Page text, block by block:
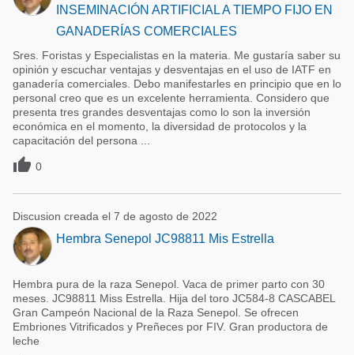
INSEMINACIÓN ARTIFICIAL A TIEMPO FIJO EN
GANADERÍAS COMERCIALES
Sres. Foristas y Especialistas en la materia. Me gustaría saber su
opinión y escuchar ventajas y desventajas en el uso de IATF en
ganadería comerciales. Debo manifestarles en principio que en lo
personal creo que es un excelente herramienta. Considero que
presenta tres grandes desventajas como lo son la inversión
económica en el momento, la diversidad de protocolos y la
capacitación del persona ...
 0
Discusion creada el 7 de agosto de 2022
Hembra Senepol JC98811 Mis Estrella
Hembra pura de la raza Senepol. Vaca de primer parto con 30
meses. JC98811 Miss Estrella. Hija del toro JC584-8 CASCABEL
Gran Campeón Nacional de la Raza Senepol. Se ofrecen
Embriones Vitrificados y Preñeces por FIV. Gran productora de
leche